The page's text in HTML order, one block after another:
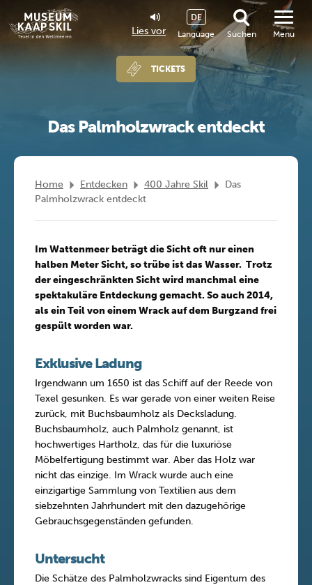
Lies vor Language
DE
Suchen
TICKETS
Menu
Das Palmholzwrack entdeckt
Home Entdecken 400 Jahre Skil
Das
Palmholzwrack entdeckt
Im Wattenmeer beträgt die Sicht oft nur einen
halben Meter Sicht, so trübe ist das Wasser. Trotz
der eingeschränkten Sicht wird manchmal eine
spektakuläre Entdeckung gemacht. So auch 2014,
als ein Teil von einem Wrack auf dem Burgzand frei
gespült worden war.
Exklusive Ladung
Irgendwann um 1650 ist das Schiff auf der Reede von
Texel gesunken. Es war gerade von einer weiten Reise
zurück, mit Buchsbaumholz als Decksladung.
Buchsbaumholz, auch Palmholz genannt, ist
hochwertiges Hartholz, das für die luxuriöse
Möbelfertigung bestimmt war. Aber das Holz war
nicht das einzige. Im Wrack wurde auch eine
einzigartige Sammlung von Textilien aus dem
siebzehnten Jahrhundert mit den dazugehörige
Gebrauchsgegenständen gefunden.
Untersucht
Die Schätze des Palmholzwracks sind Eigentum des